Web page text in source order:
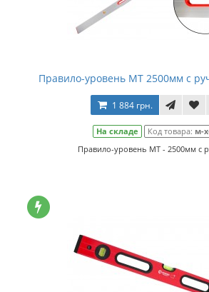
Правило-уровень МТ 2500мм с
1 884 грн.
На складе Код товара: м-
Правило-уровень МТ - 2500мм с